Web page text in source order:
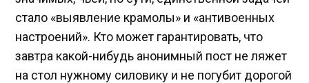
стало «выявление крамолы» и «антивоенных
настроений». Кто может гарантировать, что
завтра какой-нибудь анонимный пост не ляжет
на стол нужному силовику и не погубит дорогой